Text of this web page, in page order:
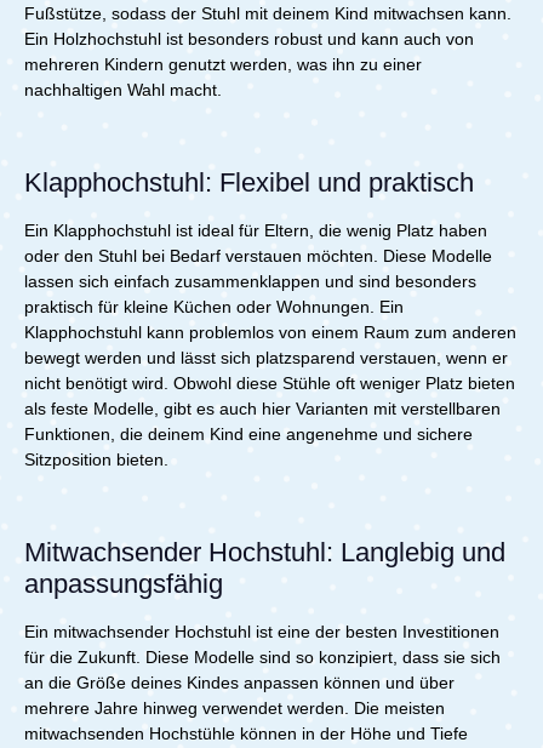
Fußstütze, sodass der Stuhl mit deinem Kind mitwachsen kann.
Ein Holzhochstuhl ist besonders robust und kann auch von
mehreren Kindern genutzt werden, was ihn zu einer
nachhaltigen Wahl macht.
Klapphochstuhl: Flexibel und praktisch
Ein Klapphochstuhl ist ideal für Eltern, die wenig Platz haben
oder den Stuhl bei Bedarf verstauen möchten. Diese Modelle
lassen sich einfach zusammenklappen und sind besonders
praktisch für kleine Küchen oder Wohnungen. Ein
Klapphochstuhl kann problemlos von einem Raum zum anderen
bewegt werden und lässt sich platzsparend verstauen, wenn er
nicht benötigt wird. Obwohl diese Stühle oft weniger Platz bieten
als feste Modelle, gibt es auch hier Varianten mit verstellbaren
Funktionen, die deinem Kind eine angenehme und sichere
Sitzposition bieten.
Mitwachsender Hochstuhl: Langlebig und
anpassungsfähig
Ein mitwachsender Hochstuhl ist eine der besten Investitionen
für die Zukunft. Diese Modelle sind so konzipiert, dass sie sich
an die Größe deines Kindes anpassen können und über
mehrere Jahre hinweg verwendet werden. Die meisten
mitwachsenden Hochstühle können in der Höhe und Tiefe